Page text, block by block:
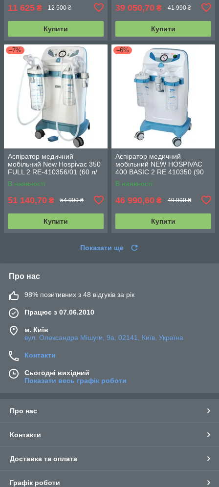
11 625 ₴ 12 500 ₴
Купити
39 050,70 ₴ 41 990 ₴
Купити
–7%
Аспіратор медичний
мобільний New Hospivac 350
FULL 2 RE-410356/01 (60 л/
хв)
В наявності
51 140,70 ₴ 54 990 ₴
Купити
–6%
Аспіратор медичний
мобільний NEW HOSPIVAC
400 BASIC 2 RE 410350 (90
л/хв)
В наявності
46 990,60 ₴ 49 990 ₴
Купити
Показати ще
Про нас
98% позитивних з 48 відгуків за рік
Працює з 07.06.2010
м. Київ
вул. Олександра Мішуги, 9а, 02141, Київ, Україна
Контакти
Сьогодні вихідний
Показати весь графік роботи
Про нас
Контакти
Доставка та оплата
Графік роботи